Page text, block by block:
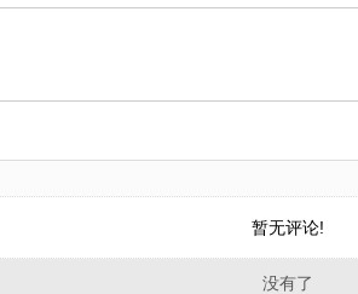
暂无评论!
没有了